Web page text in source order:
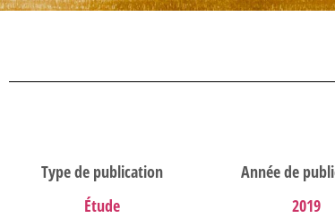
Type de publication
Étude
Année de
2019